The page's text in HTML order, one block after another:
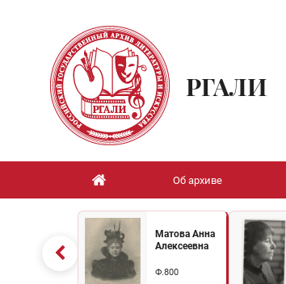
РГАЛИ
Об архиве
Матова Анна
Алексеевна
Ф.800